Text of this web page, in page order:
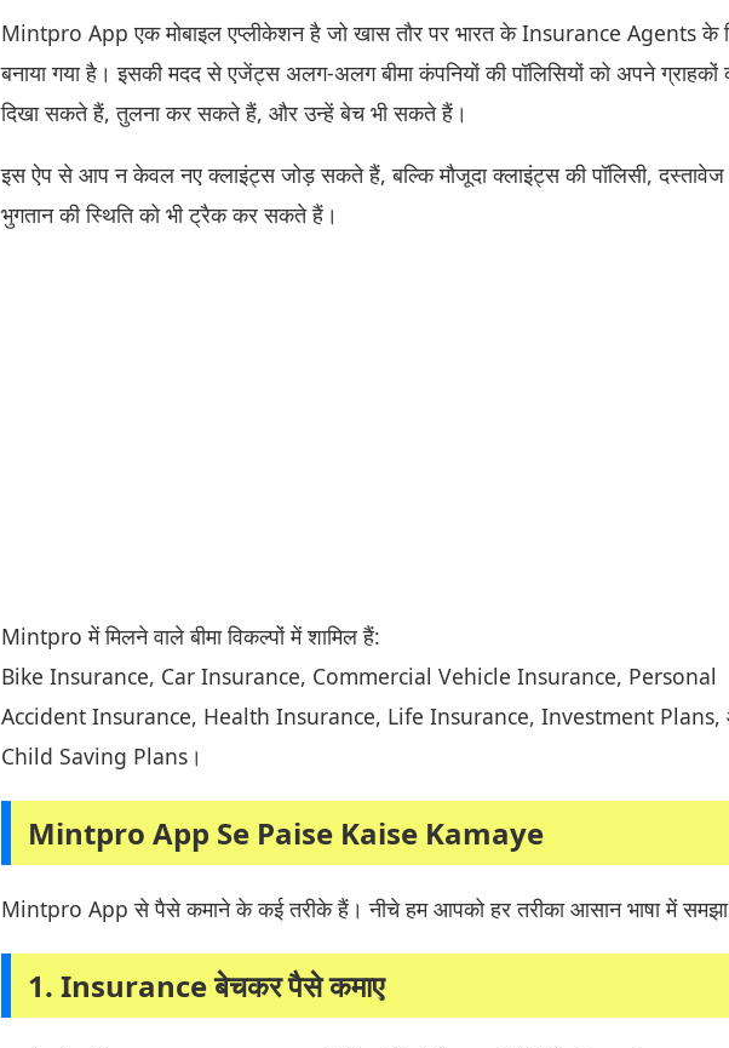
Mintpro App एक मोबाइल एप्लीकेशन है जो खास तौर पर भारत के Insurance Agents के
बनाया गया है। इसकी मदद से एजेंट्स अलग-अलग बीमा कंपनियों की पॉलिसियों को अपने ग्राहकों
दिखा सकते हैं, तुलना कर सकते हैं, और उन्हें बेच भी सकते हैं।
इस ऐप से आप न केवल नए क्लाइंट्स जोड़ सकते हैं, बल्कि मौजूदा क्लाइंट्स की पॉलिसी,
भुगतान की स्थिति को भी ट्रैक कर सकते हैं।
Mintpro में मिलने वाले बीमा विकल्पों में शामिल हैं:
Bike Insurance, Car Insurance, Commercial Vehicle Insurance, Personal
Accident Insurance, Health Insurance, Life Insurance, Investment
Child Saving Plans।
Mintpro App Se Paise Kaise Kamaye
Mintpro App से पैसे कमाने के कई तरीके हैं। नीचे हम आपको हर तरीका आसान भाषा में
1. Insurance बेचकर पैसे कमाए